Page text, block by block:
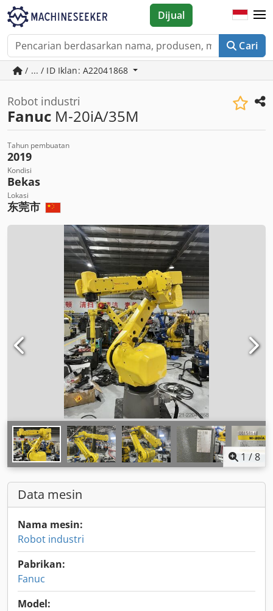
Cari
Dijual
/ ... / ID Iklan: A22041868
Robot industri
Fanuc M-20iA/35M
Tahun pembuatan
2019
Kondisi
Bekas
Lokasi
东莞市
1 /8
Data mesin
Nama mesin:
Robot industri
Pabrikan:
Fanuc
Model: